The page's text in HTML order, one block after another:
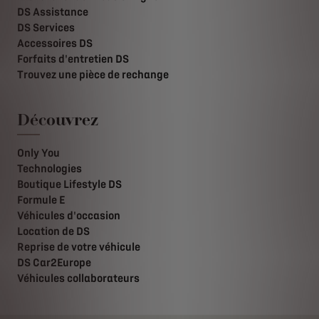
DS Assistance
DS Services
Accessoires DS
Forfaits d'entretien DS
Trouvez une pièce de rechange
Découvrez
Only You
Technologies
Boutique Lifestyle DS
Formule E
Véhicules d'occasion
Location de DS
Reprise de votre véhicule
DS Car2Europe
Véhicules collaborateurs